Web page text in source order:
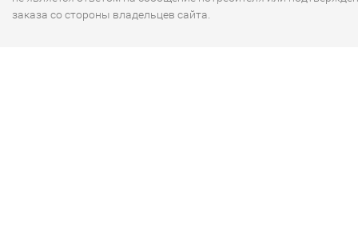
заказа со стороны владельцев сайта.